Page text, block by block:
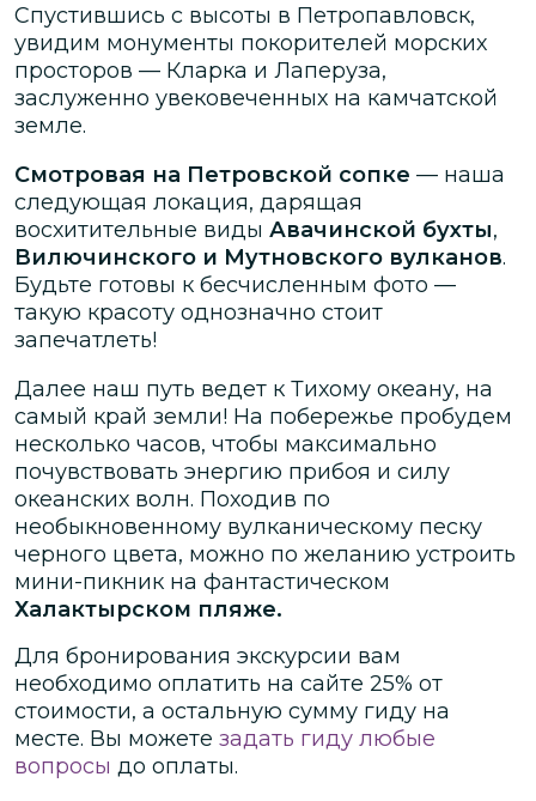
Спустившись с высоты в Петропавловск,
увидим монументы покорителей морских
просторов — Кларка и Лаперуза,
заслуженно увековеченных на камчатской
земле.
Смотровая на Петровской сопке — наша
следующая локация, дарящая
восхитительные виды Авачинской бухты,
Вилючинского и Мутновского вулканов.
Будьте готовы к бесчисленным фото —
такую красоту однозначно стоит
запечатлеть!
Далее наш путь ведет к Тихому океану, на
самый край земли! На побережье пробудем
несколько часов, чтобы максимально
почувствовать энергию прибоя и силу
океанских волн. Походив по
необыкновенному вулканическому песку
черного цвета, можно по желанию устроить
мини-пикник на фантастическом
Халактырском пляже.
Для бронирования экскурсии вам
необходимо оплатить на сайте 25% от
стоимости, а остальную сумму гиду на
месте. Вы можете задать гиду любые
вопросы до оплаты.